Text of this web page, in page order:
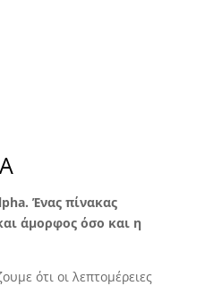
Ένας πίνακας
άμορφος όσο και η
ότι οι λεπτομέρειες